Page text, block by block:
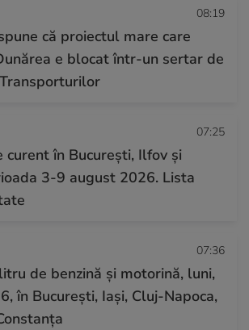
08:19
că proiectul mare care
e blocat într-un sertar de
07:25
în București, Ilfov și
3-9 august 2026. Lista
07:36
de benzină și motorină, luni,
în București, Iași, Cluj-Napoca,